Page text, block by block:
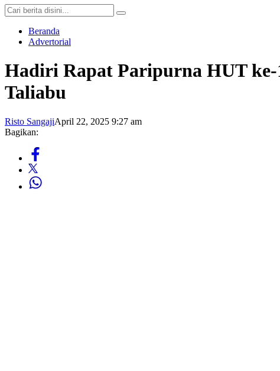
Beranda
Advertorial
Hadiri Rapat Paripurna HUT
Taliabu
Risto SangajiApril 22, 2025 9:27 am
Bagikan: